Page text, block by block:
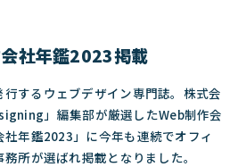
社年鑑2023掲載
するウェブデザイン専門誌。株式会
」編集部が厳選したWeb制作会
年鑑2023」に今年も連続でオフィ
所が選ばれ掲載となりました。